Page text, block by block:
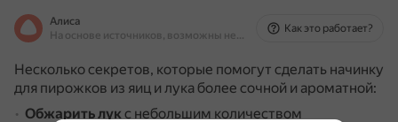
Алиса
На основе источников, возможны неточности
Как это работает?
Несколько секретов, которые помогут сделать начинку
для пирожков из яиц и лука более сочной и ароматной:
Обжарить лукс небольшим количеством